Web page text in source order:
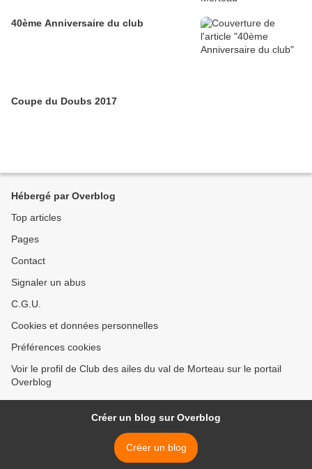
40ème Anniversaire du club
Coupe du Doubs 2017
Hébergé par Overblog
Top articles
Pages
Contact
Signaler un abus
C.G.U.
Cookies et données personnelles
Préférences cookies
Voir le profil de Club des ailes du val de Morteau sur le portail
Overblog
Créer un blog sur Overblog
Créer un blog